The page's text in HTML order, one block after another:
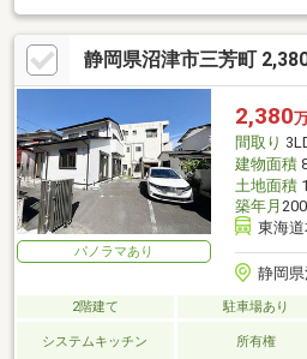
静岡県沼津市三芳町
パノラマあり
2,380
間取り
建物面積
土地面積
築年月
東海
静岡
2階建て 駐車場あり
システムキッチン 所有権